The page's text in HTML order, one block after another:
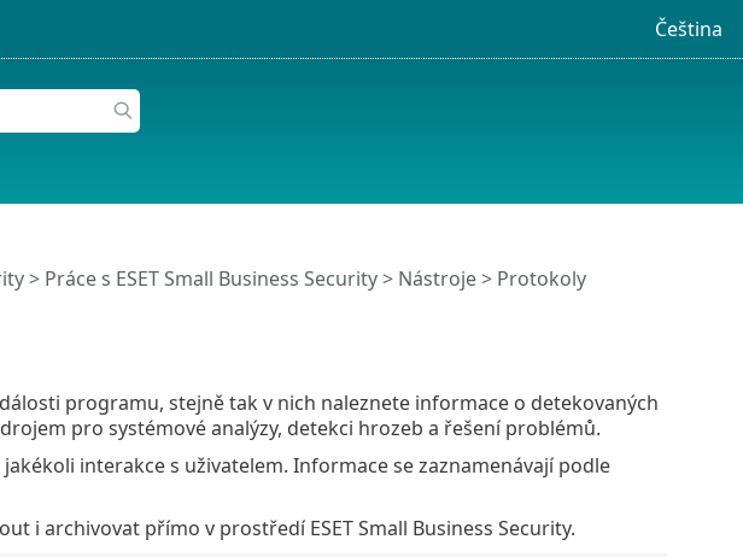
Čeština
> Práce s ESET Small Business Security> Nástroje> Protokoly
programu, stejně tak v nich naleznete informace o detekovaných
pro systémové analýzy, detekci hrozeb a řešení problémů.
interakce s uživatelem. Informace se zaznamenávají podle
i archivovat přímo v prostředí ESET Small Business Security.